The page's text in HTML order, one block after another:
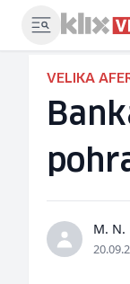
VELIKA
M. N.